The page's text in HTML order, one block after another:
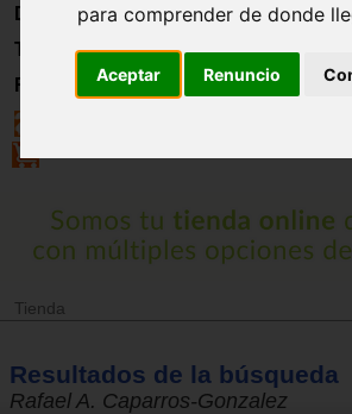
para comprender de donde
Aceptar Renuncio
Directorio
Trabajo
Registro
Tienda
Resultados de la búsqueda
Rafael A. Caparros-Gonzalez